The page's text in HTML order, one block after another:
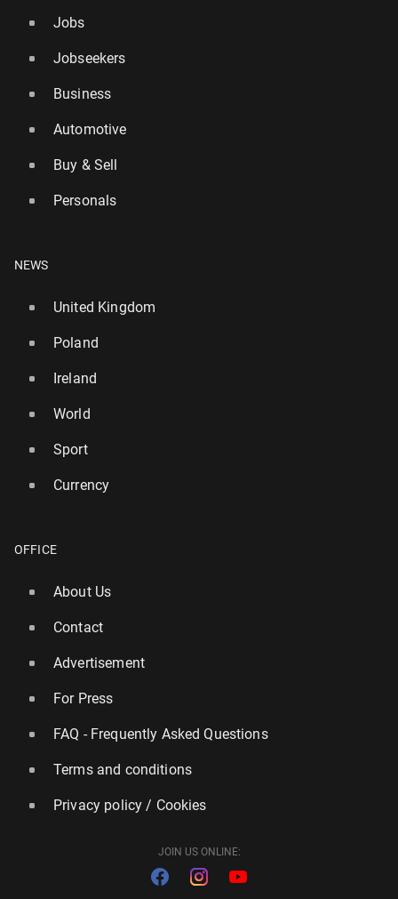
Jobs
Jobseekers
Business
Automotive
Buy & Sell
Personals
NEWS
United Kingdom
Poland
Ireland
World
Sport
Currency
OFFICE
About Us
Contact
Advertisement
For Press
FAQ - Frequently Asked Questions
Terms and conditions
Privacy policy / Cookies
JOIN US ONLINE: